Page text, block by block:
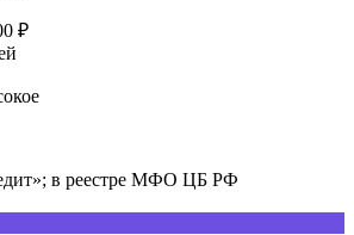
₽
в реестре МФО ЦБ РФ